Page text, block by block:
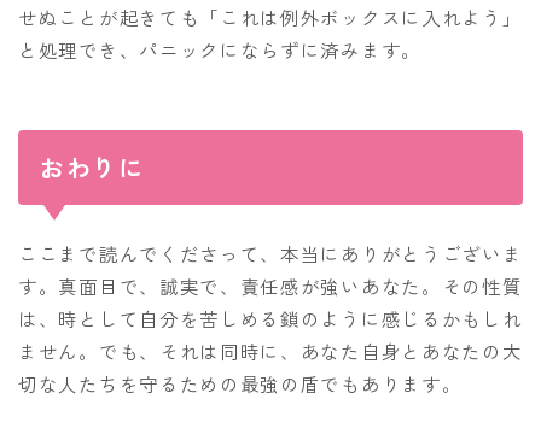
せぬことが起きても「これは例外ボックスに入れよう」
と処理でき、パニックにならずに済みます。
おわりに
ここまで読んでくださって、本当にありがとうございま
す。真面目で、誠実で、責任感が強いあなた。その性質
は、時として自分を苦しめる鎖のように感じるかもしれ
ません。でも、それは同時に、あなた自身とあなたの大
切な人たちを守るための最強の盾でもあります。